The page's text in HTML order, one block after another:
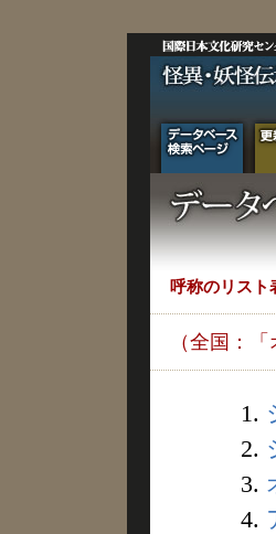
呼称のリスト
（全国：
1.
2.
3.
4.